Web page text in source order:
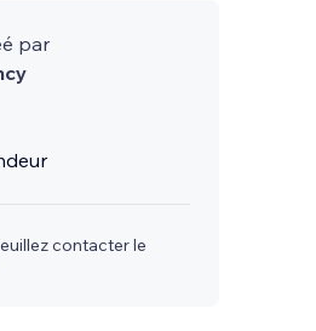
par
contacter le